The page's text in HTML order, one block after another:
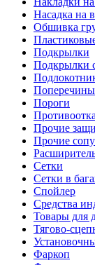
Насадка на
Обшивка
Подкрылки
Подкрылки
Поперечины
Пороги
Прочие
Прочие
Сетки
Сетки в
Спойлер
Средства
Товары для
Тягово-
Фаркоп